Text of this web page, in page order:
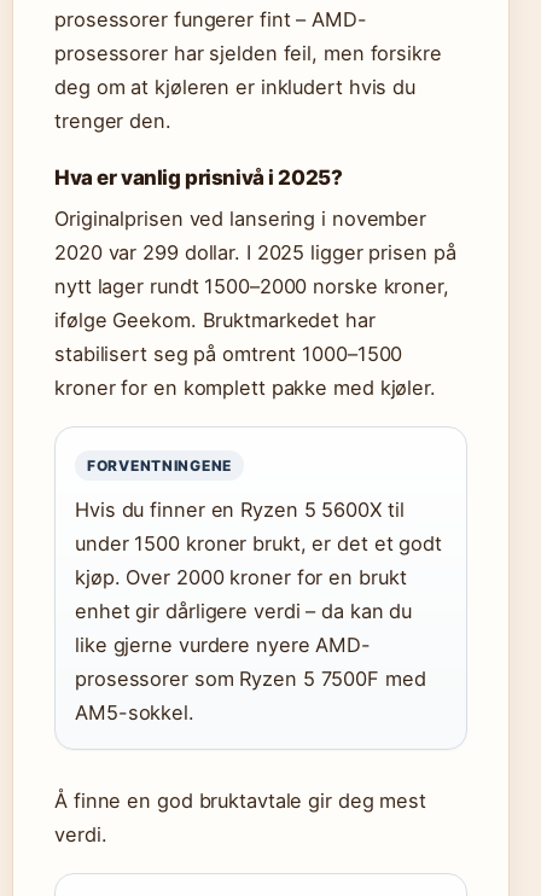
prosessorer fungerer fint – AMD-
prosessorer har sjelden feil, men forsikre
deg om at kjøleren er inkludert hvis du
trenger den.
Hva er vanlig prisnivå i 2025?
Originalprisen ved lansering i november
2020 var 299 dollar. I 2025 ligger prisen på
nytt lager rundt 1500–2000 norske kroner,
ifølge Geekom. Bruktmarkedet har
stabilisert seg på omtrent 1000–1500
kroner for en komplett pakke med kjøler.
FORVENTNINGENE
Hvis du finner en Ryzen 5 5600X til
under 1500 kroner brukt, er det et godt
kjøp. Over 2000 kroner for en brukt
enhet gir dårligere verdi – da kan du
like gjerne vurdere nyere AMD-
prosessorer som Ryzen 5 7500F med
AM5-sokkel.
Å finne en god bruktavtale gir deg mest
verdi.